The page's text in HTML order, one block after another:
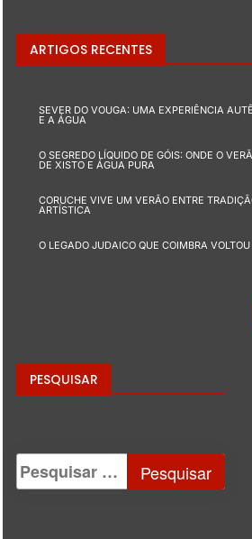
ARTIGOS RECENTES
SEVER DO VOUGA: UMA EXPERIÊNCIA
E A ÁGUA
O SEGREDO LÍQUIDO DE GÓIS: ONDE O
DE XISTO E ÁGUA PURA
CORUCHE VIVE UM VERÃO ENTRE
ARTÍSTICA
O LEGADO JUDAICO QUE COIMBRA
PESQUISAR